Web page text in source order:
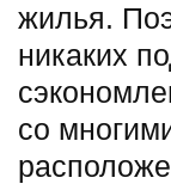
жилья.
никаких
со